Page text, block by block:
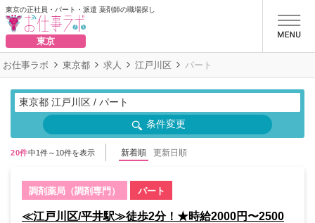
東京の正社員・パート・派遣 薬剤師の職場探し
東京
お仕事ラボ 東京都 求人 江戸川区 パート
東京都 江戸川区 / パート
条件変更
20件中1件～10件を表示 新着順 更新日順
調剤薬局（調剤専門） パート
≪江戸川区/平井駅≫徒歩2分！★時給2000円〜2500